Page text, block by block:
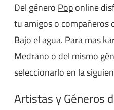
Del género Poponline
tu amigos o compañeros
Bajo el agua. Para mas
Medrano o del mismo
seleccionarlo en la
Artistas y Géneros